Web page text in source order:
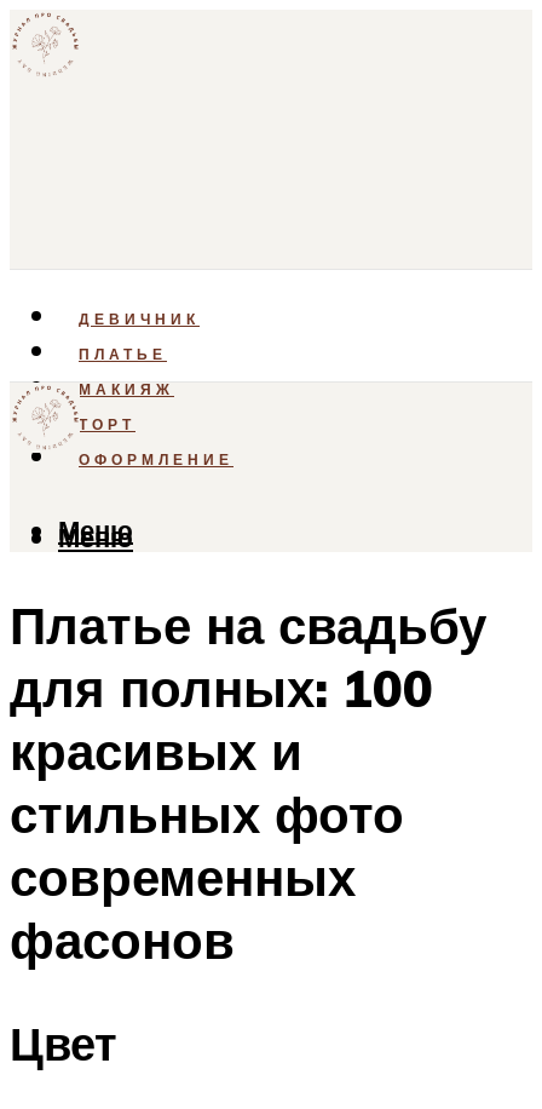
ДЕВИЧНИК
ПЛАТЬЕ
МАКИЯЖ
ТОРТ
ОФОРМЛЕНИЕ
Меню
Меню
Платье на свадьбу
для полных: 100
красивых и
стильных фото
современных
фасонов
Цвет